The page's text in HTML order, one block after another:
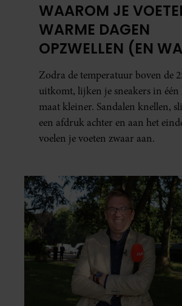
WAAROM JE
WARME DAGEN
OPZWELLEN (EN
ERAAN KUNT DOEN)
Zodra de temperatuur boven de
uitkomt, lijken je sneakers in één
maat kleiner. Sandalen knellen,
een afdruk achter en aan het
voelen je voeten zwaar aan.